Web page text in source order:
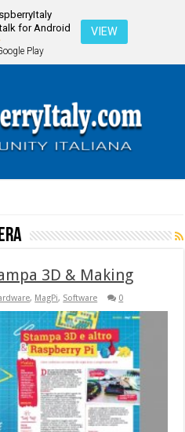
for Android
Play
VIEW
3D & Making
, MagPi, Software 0